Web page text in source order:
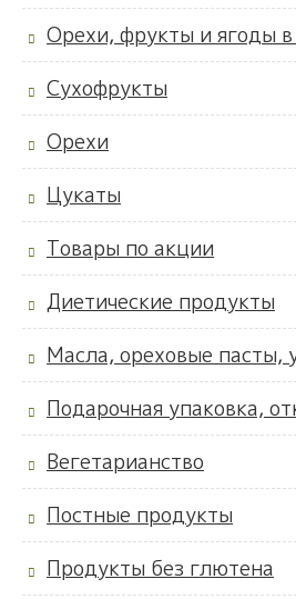
Орехи, фрукты и ягоды
Сухофрукты
Орехи
Цукаты
Товары по акции
Диетические продукты
Масла, ореховые пасты,
Подарочная упаковка,
Вегетарианство
Постные продукты
Продукты без глютена